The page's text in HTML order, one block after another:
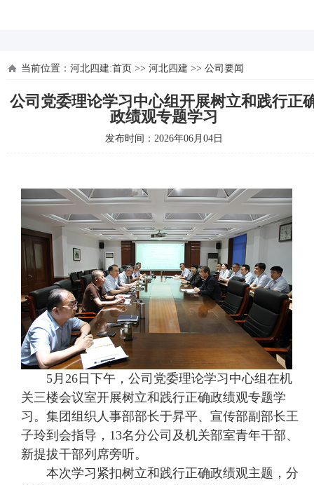
当前位置： 河北四建:首页 >> 河北四建 >> 公司要闻
公司党委理论学习中心组开展树立和践行正
政绩观专题学习
发布时间：2026年06月04日
5月26日下午，公司党委理论学习中心组在机
关三楼会议室开展树立和践行正确政绩观专题学
习。集团组织人事部部长于昇平、宣传部副部长王
子玲到会指导，13名分公司及机关部室青年干部、
新提拔干部列席旁听。
本次学习紧扣树立和践行正确政绩观主题，分